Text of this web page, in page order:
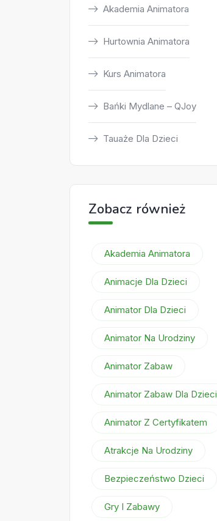
Akademia Animatora
Hurtownia Animatora
Kurs Animatora
Bańki Mydlane – QJoy
Tauaże Dla Dzieci
Zobacz również
Akademia Animatora
Animacje Dla Dzieci
Animator Dla Dzieci
Animator Na Urodziny
Animator Zabaw
Animator Zabaw Dla Dzieci
Animator Z Certyfikatem
Atrakcje Na Urodziny
Bezpieczeństwo Dzieci
Gry I Zabawy